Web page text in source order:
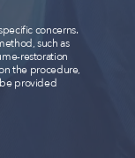
concerns.
such as
restoration
the procedure,
provided